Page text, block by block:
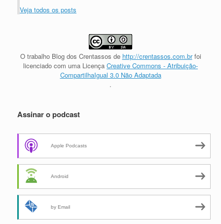
Veja todos os posts
O trabalho Blog dos Crentassos de http://crentassos.com.brfoi
licenciado com uma Licença Creative Commons - Atribuição-
CompartilhaIgual 3.0 Não Adaptada
.
Assinar o podcast
Apple Podcasts
Android
by Email